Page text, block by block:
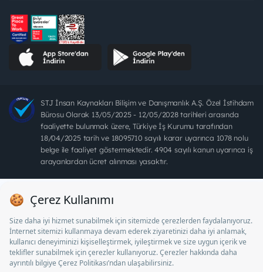
STJ İnsan Kaynakları Bilişim ve Danışmanlık A.Ş. Özel İstihdam
Bürosu Olarak 13/05/2025 - 12/05/2028 tarihleri arasında
faaliyette bulunmak üzere, Türkiye İş Kurumu tarafından
18/04/2025 tarih ve 18095710 sayılı karar uyarınca 1078 nolu
belge ile faaliyet göstermektedir. 4904 sayılı kanun uyarınca iş
arayanlardan ücret alınması yasaktır.